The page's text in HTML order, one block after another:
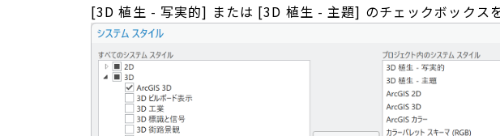
[3D 植生 - 写実的] または [3D 植生 - 主題] のチェックボックス